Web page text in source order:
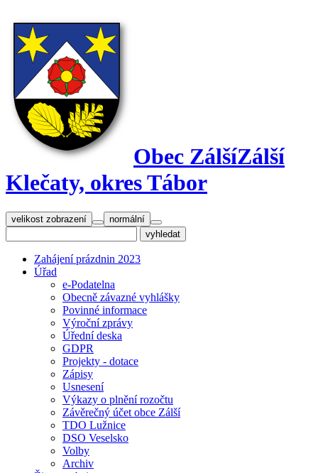
Obec ZálšíZálší
Klečaty, okres Tábor
velikost zobrazení normální
Zahájení prázdnin 2023
Úřad
e-Podatelna
Obecně závazné vyhlášky
Povinné informace
Výroční zprávy
Úřední deska
GDPR
Projekty - dotace
Zápisy
Usnesení
Výkazy o plnění rozočtu
Závěrečný účet obce Zálší
TDO Lužnice
DSO Veselsko
Volby
Archiv